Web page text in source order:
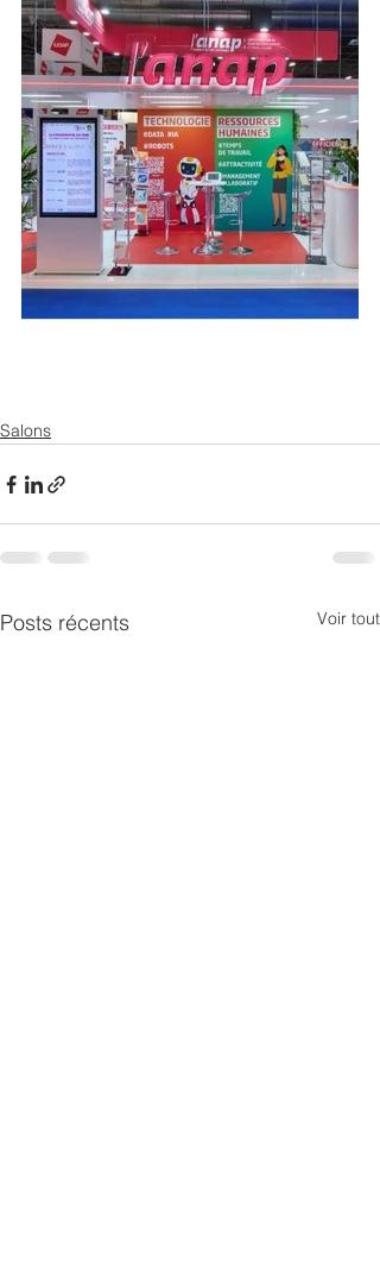
Salons
Posts récents Voir tout